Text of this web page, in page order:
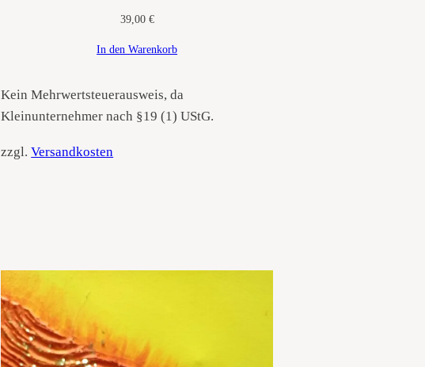
39,00 €
In den Warenkorb
Kein Mehrwertsteuerausweis, da
Kleinunternehmer nach §19 (1) UStG.
zzgl.Versandkosten